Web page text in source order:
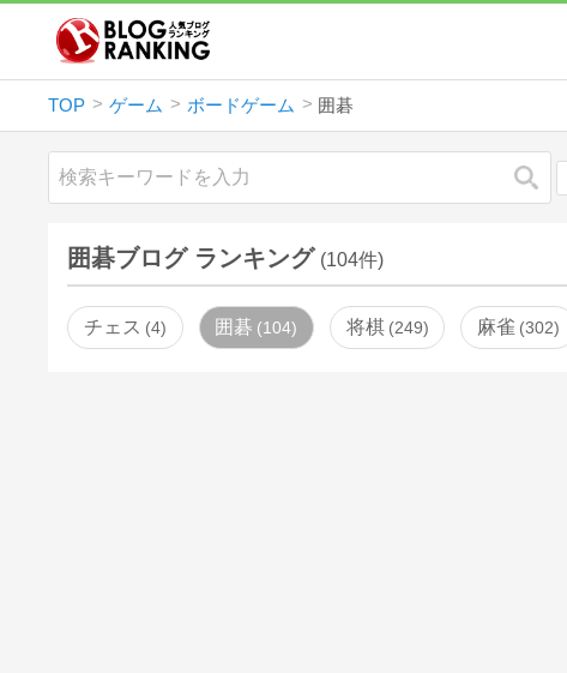
TOP ゲーム ボードゲーム 囲碁
検索
囲碁ブログ ランキング (104件)
チェス 4 囲碁 104 将棋 249 麻雀 302